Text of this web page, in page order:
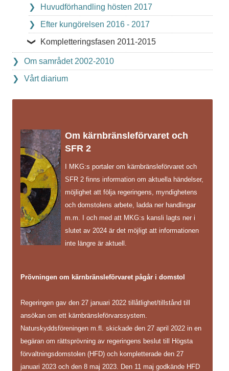
Huvudförhandling hösten 2017
Efter kungörelsen 2016 - 2017
Kompletteringsfasen 2011-2015
Om samrådet 2002-2010
Vårt diarium
Om kärnbränsleförvaret och
SFR 2
I MKG:s portaler om kärnbränsleförvaret och
SFR 2 finns information om aktuella händelser,
möjlighet att följa regeringens, myndighetens
och domstolens arbete, ladda ner handlingar
m.m. I och med att MKG:s kansli lagts ner i
slutet av 2024 är det möjligt att informationen
inte längre är aktuell.
Prövningen om kärnbränsleförvaret pågår i domstol
Regeringen gav den 27 januari 2022 tillåtlighet/tillstånd till
ansökan om ett kärnbränsleförvarssystem.
Naturskyddsföreningen m.fl. skickade den 27 april 2022 in en
begäran om rättsprövning av regeringens beslut till Högsta
förvaltningsdomstolen (HFD) och kompletterade den 27
januari 2023 och den 8 maj 2023. Den 11 maj godkände HFD